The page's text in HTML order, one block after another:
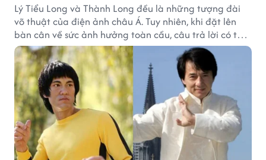
Lý Tiểu Long và Thành Long đều là những tượng đài
võ thuật của điện ảnh châu Á. Tuy nhiên, khi đặt lên
bàn cân về sức ảnh hưởng toàn cầu, câu trả lời có thể
khiến nhiều khán giả bất ngờ.